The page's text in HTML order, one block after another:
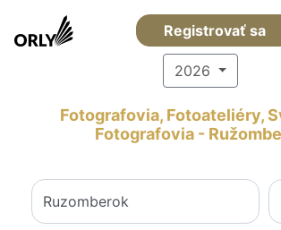
Registrovať sa
2026
Fotografovia, Fotoateliéry,
Fotografovia -